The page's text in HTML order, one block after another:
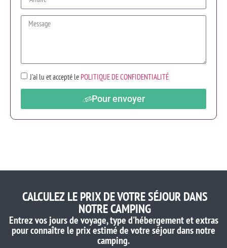
J'ai lu et accepté le POLITIQUE DE CONFIDENTIALITÉ
Pour envoyer
CALCULEZ LE PRIX DE VOTRE SÉJOUR DANS
NOTRE CAMPING
Entrez vos jours de voyage, type d'hébergement et extras
pour connaître le prix estimé de votre séjour dans notre
camping.